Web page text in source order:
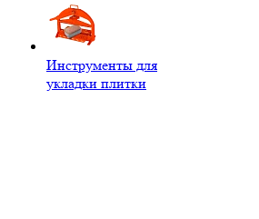
Инструменты для
укладки плитки